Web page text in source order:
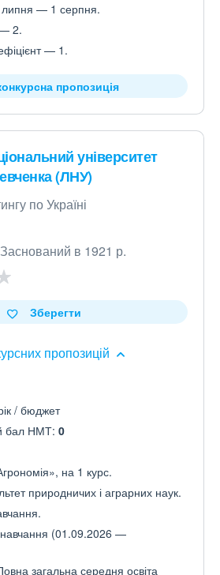
— 1 серпня.
— 2.
— 1.
пропозиція
університет
(ЛНУ)
по Україні
в 1921 р.
пропозицій
Зберегти
/ бюджет
бал НМТ: 0
на 1 курс.
природничих і аграрних наук.
навчання (01.09.2026 —
загальна середня освіта